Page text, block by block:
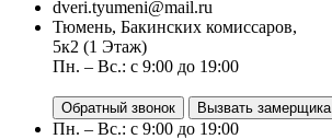
dveri.tyumeni@mail.ru
Тюмень, Бакинских комиссаров,
5к2 (1 Этаж)
Пн. – Вс.: с 9:00 до 19:00
Обратный звонок Вызвать замерщика
Пн. – Вс.: с 9:00 до 19:00